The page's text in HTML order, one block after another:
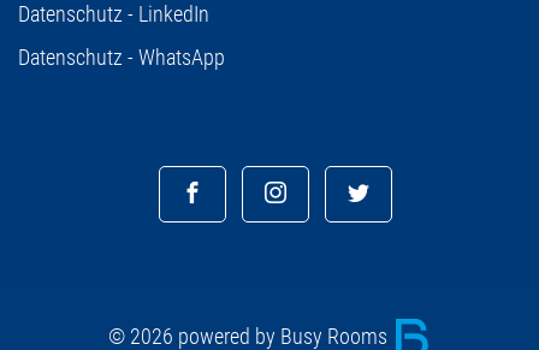
Datenschutz - LinkedIn
Datenschutz - WhatsApp
© 2026 powered by Busy Rooms